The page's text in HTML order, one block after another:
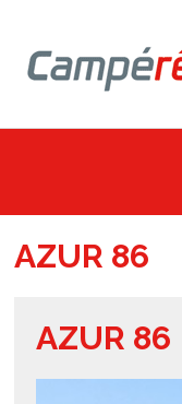
Campereve, Fourgons,
AZUR 86
AZUR 86